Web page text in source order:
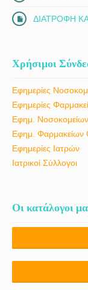
ΔΙΑΤΡΟΦΗ
Χρήσιμοι
Εφημερίες
Εφημερίες
Εφημ.
Εφημ. Φαρμακείων
Εφημερίες Ιατρών
Ιατρικοί Σύλλογοι
Οι κατάλογοι